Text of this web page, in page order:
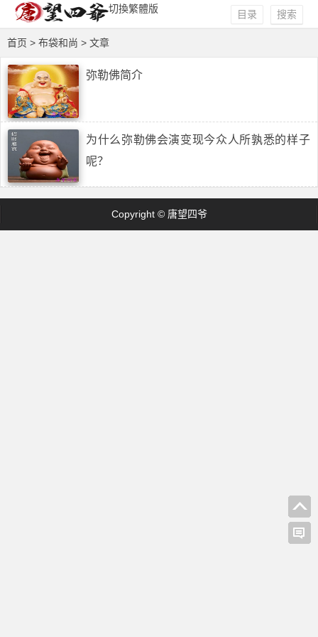
切換繁體版 搜索
目录
首页 > 布袋和尚 > 文章
弥勒佛简介
为什么弥勒佛会演变现今众人所孰悉的样子
呢？
Copyright © 唐望四爷